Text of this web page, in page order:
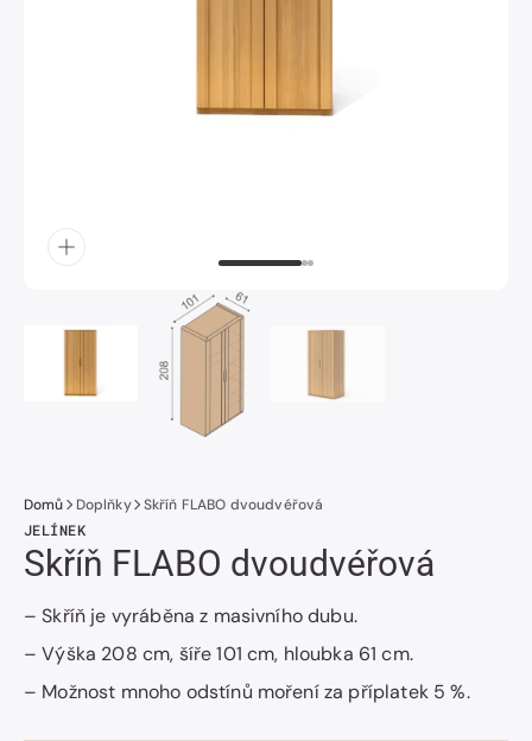
Domů Doplňky
Skříň FLABO dvoudvéřová
JELÍNEK
Skříň FLABO dvoudvéřová
– Skříň je vyráběna z masivního dubu.
– Výška 208 cm, šíře 101 cm, hloubka 61 cm.
– Možnost mnoho odstínů moření za příplatek 5 %.